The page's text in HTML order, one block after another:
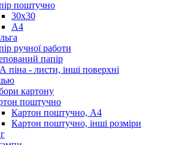
поштучно
30х30
А4
ручної работи
папір
піна - листи, інші поверхні
картону
поштучно
Картон поштучно, А4
Картон поштучно, інші розміри